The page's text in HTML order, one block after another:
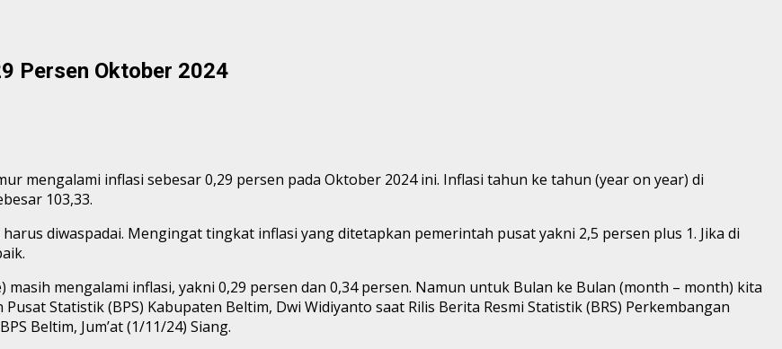
Persen Oktober 2024
mengalami inflasi sebesar 0,29 persen pada Oktober 2024 ini. Inflasi tahun ke tahun (year on year) di
103,33.
diwaspadai. Mengingat tingkat inflasi yang ditetapkan pemerintah pusat yakni 2,5 persen plus 1. Jika di
mengalami inflasi, yakni 0,29 persen dan 0,34 persen. Namun untuk Bulan ke Bulan (month – month) kita
Statistik (BPS) Kabupaten Beltim, Dwi Widiyanto saat Rilis Berita Resmi Statistik (BRS) Perkembangan
Beltim, Jum’at (1/11/24) Siang.